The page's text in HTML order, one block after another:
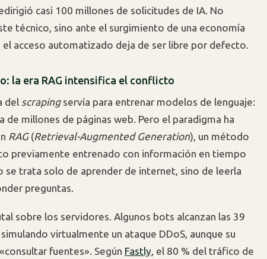
casi 100 millones de solicitudes de IA. No
técnico, sino ante el surgimiento de una economía
acceso automatizado deja de ser libre por defecto.
la era RAG intensifica el conflicto
del scrapingservía para entrenar modelos de lenguaje:
de millones de páginas web. Pero el paradigma ha
RAG(Retrieval-Augmented Generation), un método
previamente entrenado con información en tiempo
se trata solo de aprender de internet, sino de leerla
preguntas.
sobre los servidores. Algunos bots alcanzan las 39
virtualmente un ataque DDoS, aunque su
fuentes». Según Fastly, el 80 % del tráfico de